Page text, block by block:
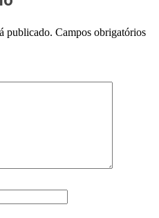
publicado. Campos obrigatórios